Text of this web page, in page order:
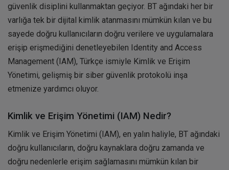
güvenlik disiplini kullanmaktan geçiyor. BT ağındaki her bir
varlığa tek bir dijital kimlik atanmasını mümkün kılan ve bu
sayede doğru kullanıcıların doğru verilere ve uygulamalara
erişip erişmediğini denetleyebilen Identity and Access
Management (IAM), Türkçe ismiyle Kimlik ve Erişim
Yönetimi, gelişmiş bir siber güvenlik protokolü inşa
etmenize yardımcı oluyor.
Kimlik ve Erişim Yönetimi (IAM) Nedir?
Kimlik ve Erişim Yönetimi (IAM), en yalın haliyle, BT ağındaki
doğru kullanıcıların, doğru kaynaklara doğru zamanda ve
doğru nedenlerle erişim sağlamasını mümkün kılan bir